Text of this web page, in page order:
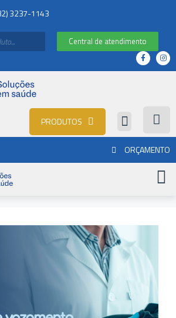
3237-1143
Central de atendimento
PRODUTOS
ORÇAMENTO